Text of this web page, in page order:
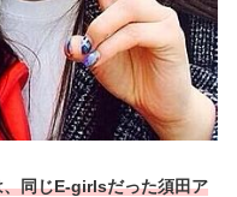
同じE-girlsだった須田ア